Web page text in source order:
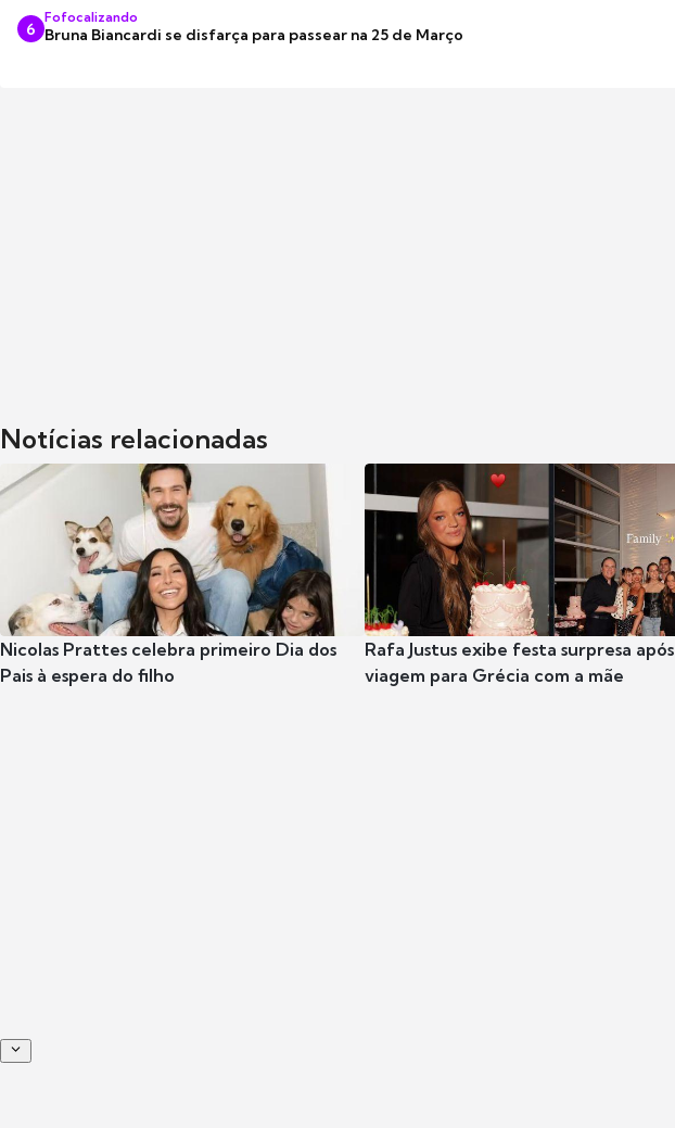
6
Fofocalizando
Bruna Biancardi se disfarça para passear na 25 de Março
Notícias relacionadas
Nicolas Prattes celebra primeiro Dia dos
Pais à espera do filho
Rafa Justus exibe festa surpresa após
viagem para Grécia com a mãe